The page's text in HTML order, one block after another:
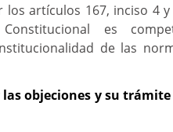
artículos 167, inciso 4
es
de las
objeciones y su trámite